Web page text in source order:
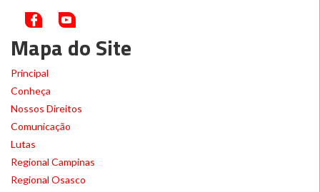
Mapa do Site
Principal
Conheça
Nossos Direitos
Comunicação
Lutas
Regional Campinas
Regional Osasco